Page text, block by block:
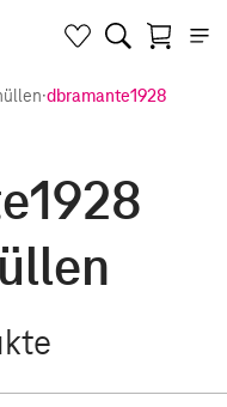
·dbramante1928